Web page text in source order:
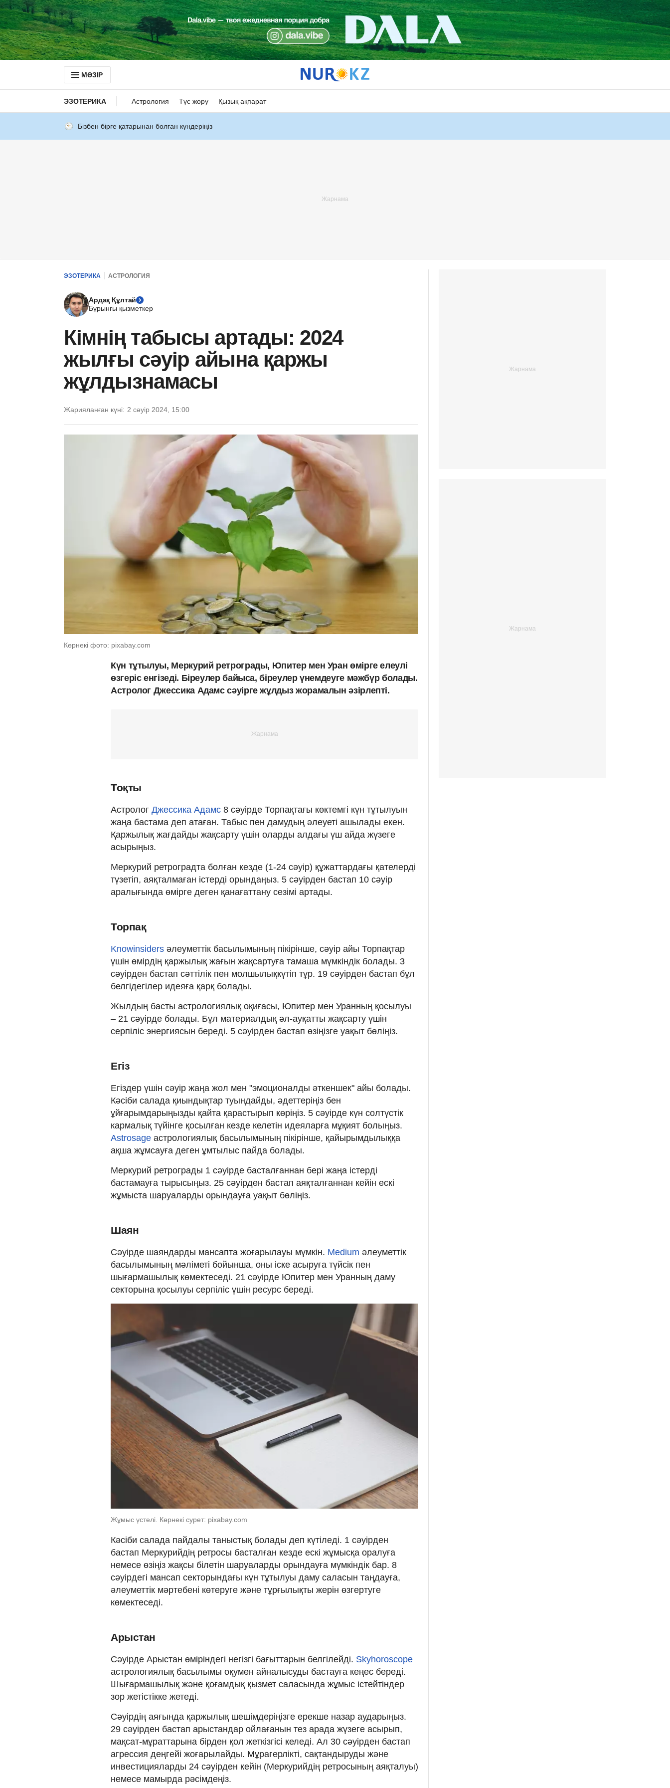
МӘЗІР
ЭЗОТЕРИКА Астрология Түс жору Қызық ақпарат
Бізбен бірге қатарынан болған күндеріңіз
ЭЗОТЕРИКА АСТРОЛОГИЯ
Ардақ Құлтай
Бұрынғы қызметкер
Кімнің табысы артады: 2024
жылғы сәуір айына қаржы
жұлдызнамасы
Жарияланған күні: 2 сәуір 2024, 15:00
Көрнекі фото: pixabay.com
Күн тұтылуы, Меркурий ретрограды, Юпитер мен Уран өмірге елеулі
өзгеріс енгізеді. Біреулер байыса, біреулер үнемдеуге мәжбүр болады.
Астролог Джессика Адамс сәуірге жұлдыз жорамалын әзірлепті.
Тоқты
Астролог Джессика Адамс 8 сәуірде Торпақтағы көктемгі күн тұтылуын
жаңа бастама деп атаған. Табыс пен дамудың әлеуеті ашылады екен.
Қаржылық жағдайды жақсарту үшін оларды алдағы үш айда жүзеге
асырыңыз.
Меркурий ретроградта болған кезде (1-24 сәуір) құжаттардағы қателерді
түзетіп, аяқталмаған істерді орындаңыз. 5 сәуірден бастап 10 сәуір
аралығында өмірге деген қанағаттану сезімі артады.
Торпақ
Knowinsiders әлеуметтік басылымының пікірінше, сәуір айы Торпақтар
үшін өмірдің қаржылық жағын жақсартуға тамаша мүмкіндік болады. 3
сәуірден бастап сәттілік пен молшылықкүтіп тұр. 19 сәуірден бастап бұл
белгідегілер идеяға қарқ болады.
Жылдың басты астрологиялық оқиғасы, Юпитер мен Уранның қосылуы
– 21 сәуірде болады. Бұл материалдық әл-ауқатты жақсарту үшін
серпіліс энергиясын береді. 5 сәуірден бастап өзіңізге уақыт бөліңіз.
Егіз
Егіздер үшін сәуір жаңа жол мен "эмоционалды әткеншек" айы болады.
Кәсіби салада қиындықтар туындайды, әдеттеріңіз бен
ұйғарымдарыңызды қайта қарастырып көріңіз. 5 сәуірде күн солтүстік
кармалық түйінге қосылған кезде келетін идеяларға мұқият болыңыз.
Astrosage астрологиялық басылымының пікірінше, қайырымдылыққа
ақша жұмсауға деген ұмтылыс пайда болады.
Меркурий ретрограды 1 сәуірде басталғаннан бері жаңа істерді
бастамауға тырысыңыз. 25 сәуірден бастап аяқталғаннан кейін ескі
жұмыста шаруаларды орындауға уақыт бөліңіз.
Шаян
Сәуірде шаяндарды мансапта жоғарылауы мүмкін. Medium әлеуметтік
басылымының мәліметі бойынша, оны іске асыруға түйсік пен
шығармашылық көмектеседі. 21 сәуірде Юпитер мен Уранның даму
секторына қосылуы серпіліс үшін ресурс береді.
Жұмыс үстелі. Көрнекі сурет: pixabay.com
Кәсіби салада пайдалы таныстық болады деп күтіледі. 1 сәуірден
бастап Меркурийдің ретросы басталған кезде ескі жұмысқа оралуға
немесе өзіңіз жақсы білетін шаруаларды орындауға мүмкіндік бар. 8
сәуірдегі мансап секторындағы күн тұтылуы даму саласын таңдауға,
әлеуметтік мәртебені көтеруге және тұрғылықты жерін өзгертуге
көмектеседі.
Арыстан
Сәуірде Арыстан өміріндегі негізгі бағыттарын белгілейді. Skyhoroscope
астрологиялық басылымы оқумен айналысуды бастауға кеңес береді.
Шығармашылық және қоғамдық қызмет саласында жұмыс істейтіндер
зор жетістікке жетеді.
Сәуірдің аяғында қаржылық шешімдеріңізге ерекше назар аударыңыз.
29 сәуірден бастап арыстандар ойлағанын тез арада жүзеге асырып,
мақсат-мұраттарына бірден қол жеткізгісі келеді. Ал 30 сәуірден бастап
агрессия деңгейі жоғарылайды. Мұрагерлікті, сақтандыруды және
инвестицияларды 24 сәуірден кейін (Меркурийдің ретросының аяқталуы)
немесе мамырда рәсімдеңіз.